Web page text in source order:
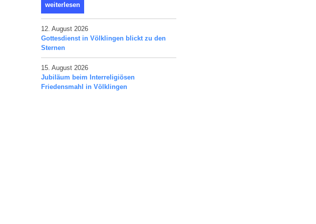
weiterlesen
12. August 2026
Gottesdienst in Völklingen blickt zu den
Sternen
15. August 2026
Jubiläum beim Interreligiösen
Friedensmahl in Völklingen